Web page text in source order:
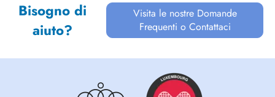
Bisogno di
aiuto?
Visita le nostre Domande
Frequenti o Contattaci